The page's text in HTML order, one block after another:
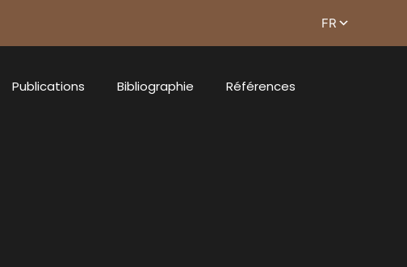
Publications Bibliographie Références